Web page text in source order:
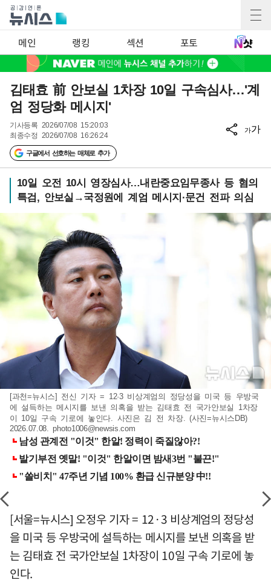
메인 랭킹 섹션 포토
김태효 前 안보실 1차장 10일 구속심사…'계
엄 정당화 메시지'
기사등록 2026/07/08 15:20:03
최종수정 2026/07/08 16:26:24
구글에서 선호하는 매체로 추가
가가
10일 오전 10시 영장심사…내란중요임무종사 등 혐의
특검, 안보실→국정원에 계엄 메시지·문건 전파 의심
[과천=뉴시스] 전신 기자 = 12·3 비상계엄의 정당성을 미국 등 우방국
에 설득하는 메시지를 보낸 의혹을 받는 김태효 전 국가안보실 1차장
이 10일 구속 기로에 놓인다. 사진은 김 전 차장. (사진=뉴시스DB)
2026.07.08.photo1006@newsis.com
[서울=뉴시스] 오정우 기자 = 12·3 비상계엄의 정당성
을 미국 등 우방국에 설득하는 메시지를 보낸 의혹을 받
는 김태효 전 국가안보실 1차장이 10일 구속 기로에 놓
인다.